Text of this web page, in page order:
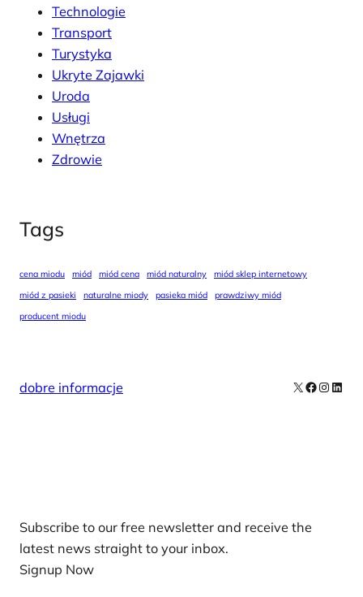
Technologie
Transport
Turystyka
Ukryte Zajawki
Uroda
Usługi
Wnętrza
Zdrowie
Tags
cena miodu miód miód cena miód naturalny
miód sklep internetowy
miód z pasieki
naturalne miody pasieka miód
prawdziwy miód
producent miodu
dobre informacje X Facebook
Subscribe to our free newsletter and receive the
latest news straight to your inbox.
Signup Now